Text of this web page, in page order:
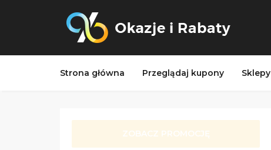
Strona główna Przeglądaj kupony Sklepy
ZOBACZ PROMOCJĘ